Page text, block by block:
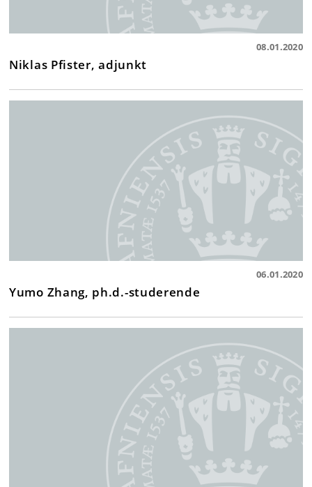
08.01.2020
Niklas Pfister, adjunkt
06.01.2020
Yumo Zhang, ph.d.-studerende